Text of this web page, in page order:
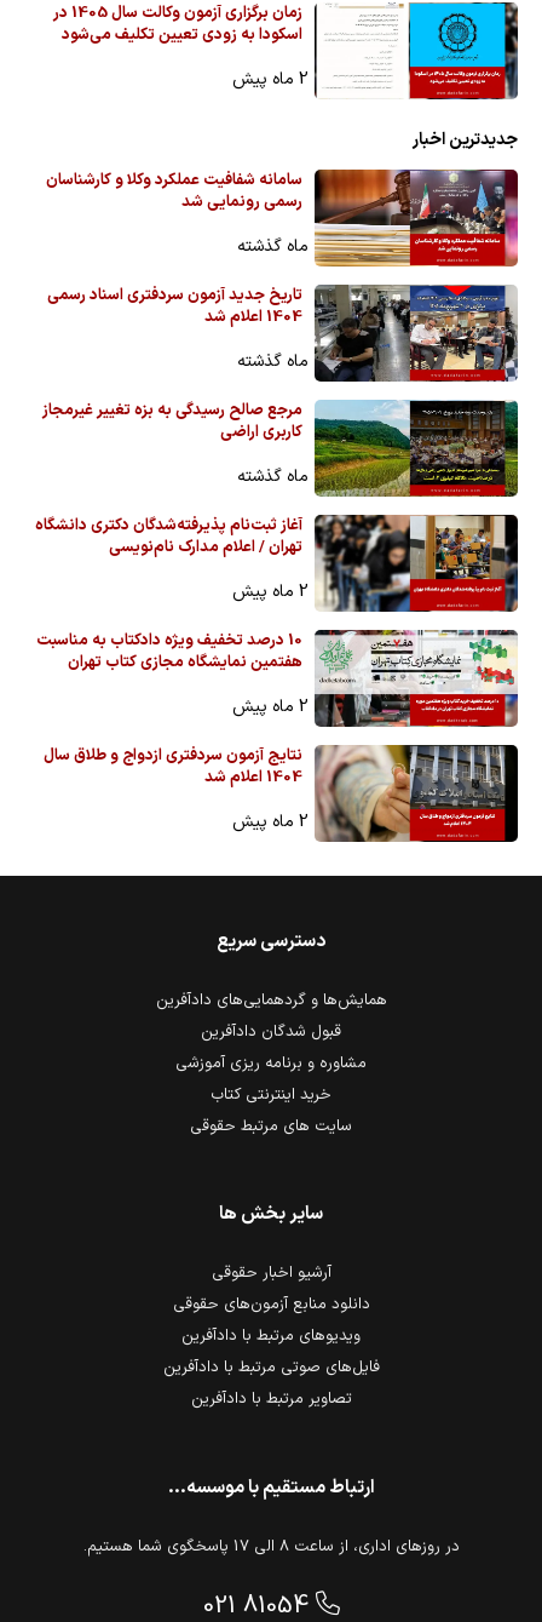
زمان برگزاری آزمون وکالت سال 1405 در
اسکودا به زودی تعیین تکلیف می‌شود
2 ماه پیش
جدیدترین اخبار
سامانه شفافیت عملکرد وکلا و کارشناسان
رسمی رونمایی شد
ماه گذشته
تاریخ جدید آزمون سردفتری اسناد رسمی
1404 اعلام شد
ماه گذشته
مرجع صالح رسیدگی به بزه تغییر غیرمجاز
کاربری اراضی
ماه گذشته
آغاز ثبت‌نام پذیرفته‌شدگان دکتری دانشگاه
تهران / اعلام مدارک نام‌نویسی
2 ماه پیش
10 درصد تخفیف ویژه دادکتاب به مناسبت
هفتمین نمایشگاه مجازی کتاب تهران
2 ماه پیش
نتایج آزمون سردفتری ازدواج و طلاق سال
1404 اعلام شد
2 ماه پیش
ارتباط مستقیم با موسسه...
در روزهای اداری، از ساعت 8 الی 17 پاسخگوی شما هستیم.
021 81054
دسترسی سریع
همایش‌ها و گردهمایی‌های دادآفرین
قبول شدگان دادآفرین
مشاوره و برنامه ریزی آموزشی
خرید اینترنتی کتاب
سایت های مرتبط حقوقی
سایر بخش ها
آرشیو اخبار حقوقی
دانلود منابع آزمون‌های حقوقی
ویدیوهای مرتبط با دادآفرین
فایل‌های صوتی مرتبط با دادآفرین
تصاویر مرتبط با دادآفرین